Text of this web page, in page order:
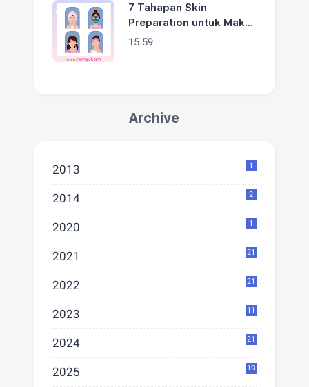
7 Tahapan Skin
Preparation untuk Make
Up Lebaran yang
15.59
Archive
2013 1
2014 2
2020 1
2021 21
2022 21
2023 11
2024 21
2025 19